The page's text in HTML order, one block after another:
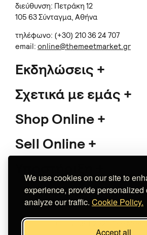
We use cookies on our site to
experience, provide personalized
analyze our traffic. Cookie Policy.
Accept all
διεύθυνση: Πετράκη 12
105 63 Σύνταγμα, Αθήνα
τηλέφωνο: (+30) 210 36 24 707
email: online@themeetmarket.gr
Εκδηλώσεις
Σχετικά με εμάς
Shop Online
Sell Online
Copyright 2026 The